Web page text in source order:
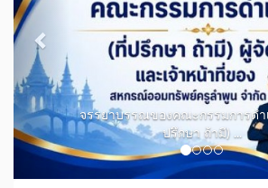
จรรยาบรรณของคณะกรรมการดำเนินการ (ที่
ปรึกษา ถ้ามี) ...